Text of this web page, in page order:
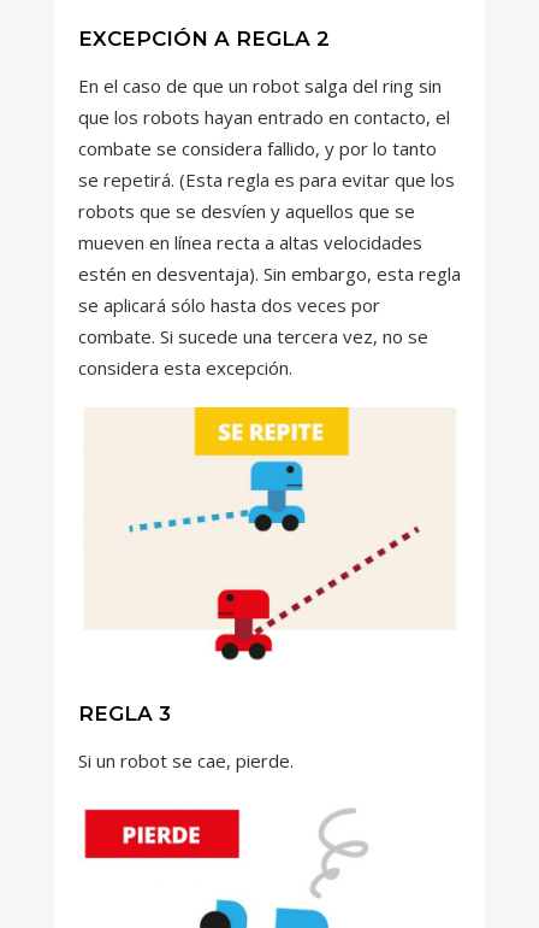
EXCEPCIÓN A REGLA 2
En el caso de que un robot salga del ring sin
que los robots hayan entrado en contacto, el
combate se considera fallido, y por lo tanto
se repetirá. (Esta regla es para evitar que los
robots que se desvíen y aquellos que se
mueven en línea recta a altas velocidades
estén en desventaja). Sin embargo, esta regla
se aplicará sólo hasta dos veces por
combate. Si sucede una tercera vez, no se
considera esta excepción.
REGLA 3
Si un robot se cae, pierde.